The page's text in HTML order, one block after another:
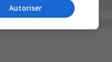
Autoriser